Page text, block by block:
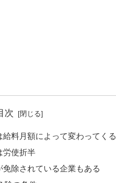
次
給料月額によって変わってくる
労使折半
免除されている企業もある